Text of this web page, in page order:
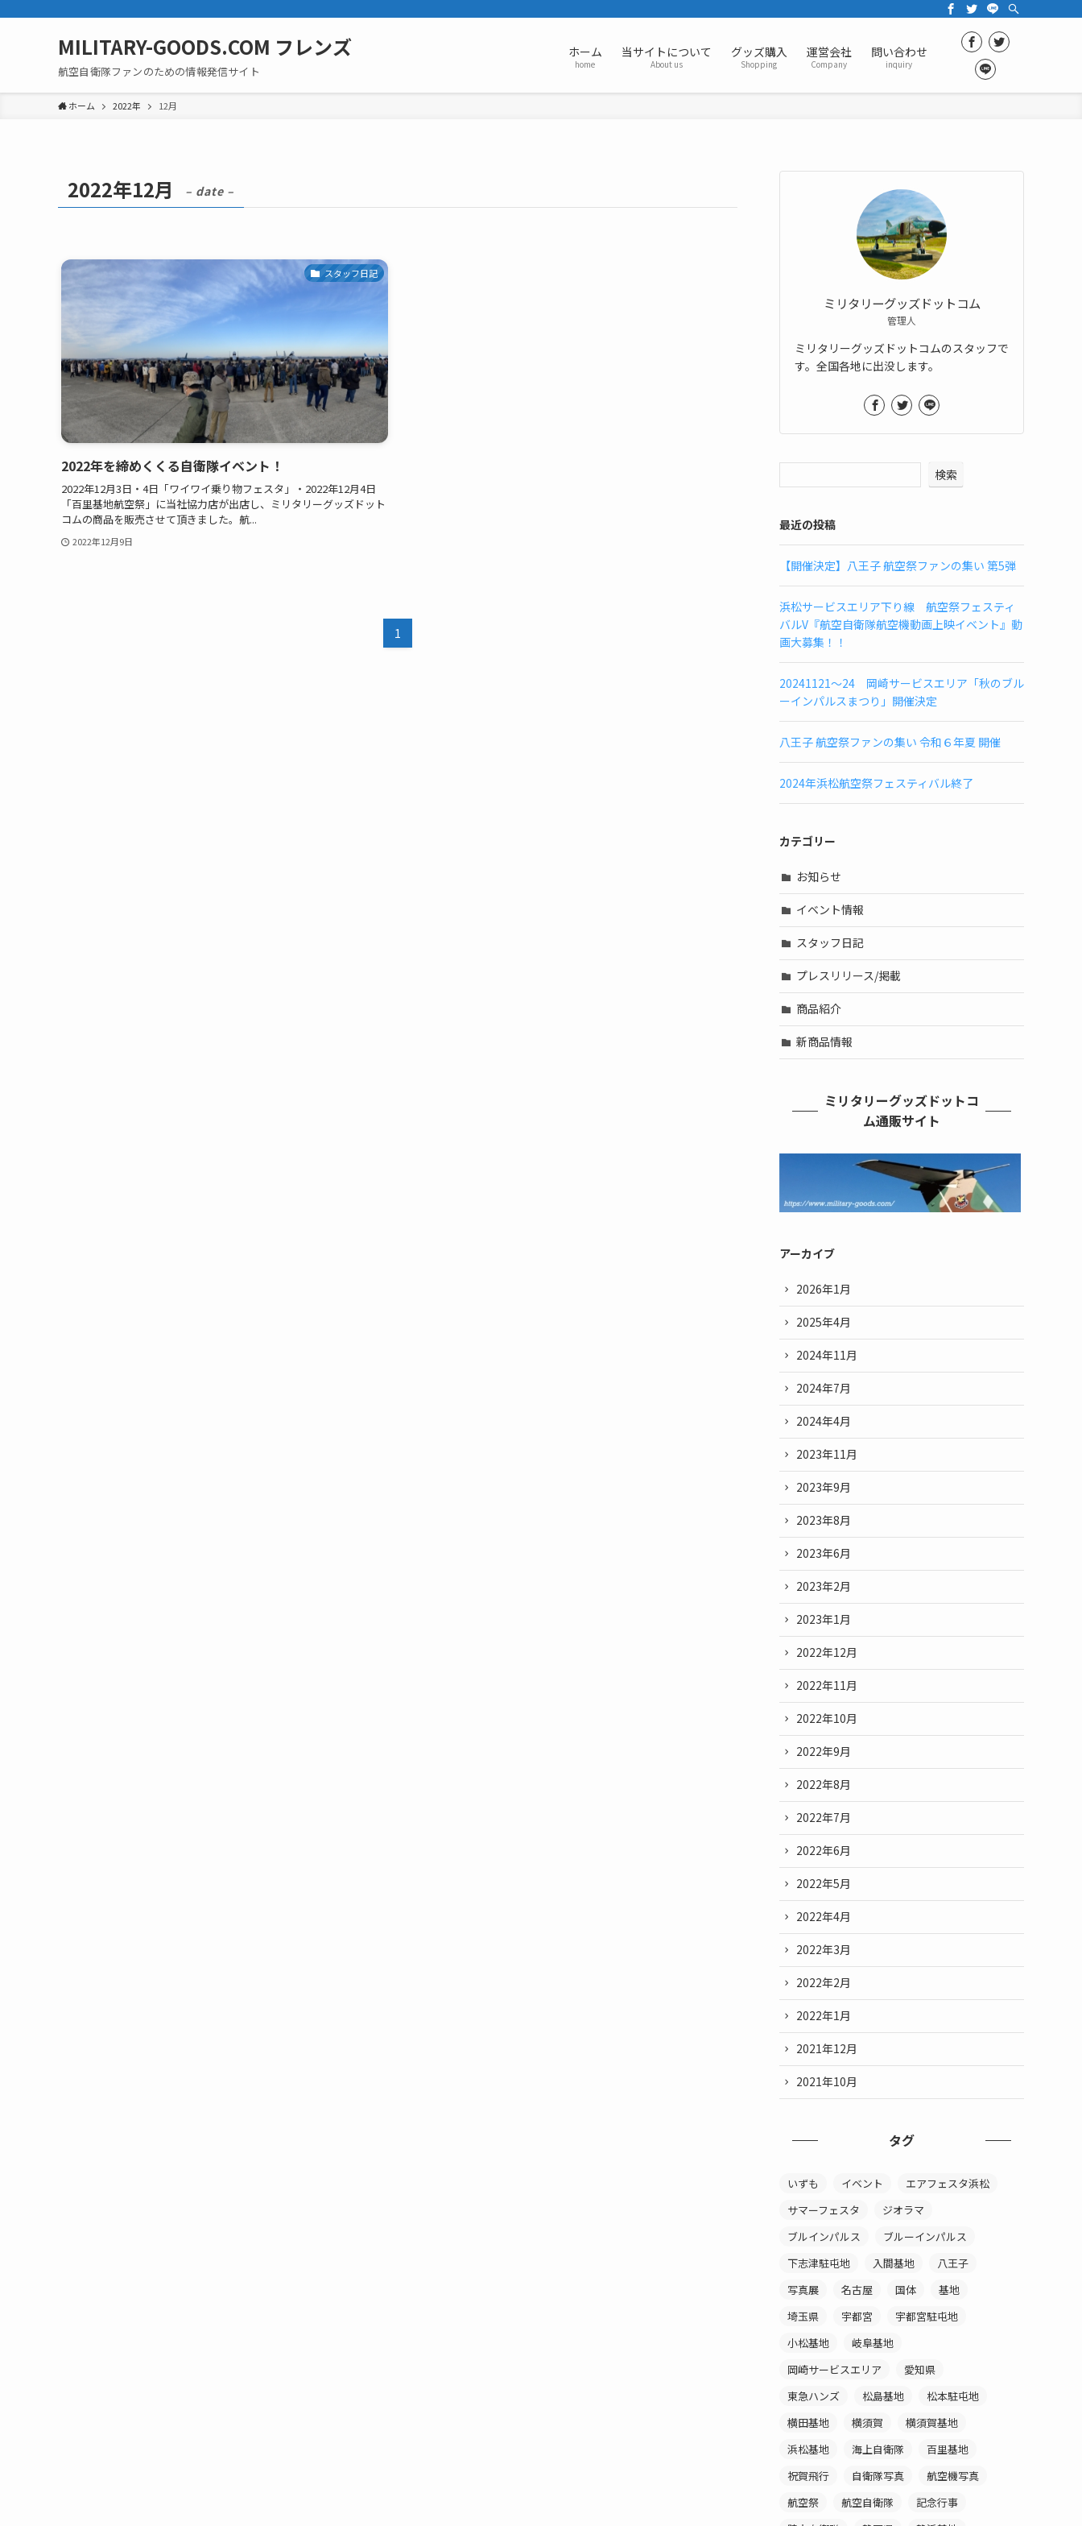
MILITARY-GOODS.COM フレンズ
航空自衛隊ファンのための情報発信サイト
ホーム
home
当サイトについて
About us
グッズ購入
Shopping
運営会社
Company
問い合わせ
inquiry
ホーム 2022年 12月
2022年12月 – date –
スタッフ日記
2022年を締めくくる自衛隊イベント！
2022年12月3日・4日「ワイワイ乗り物フェスタ」・2022年12月4日
「百里基地航空祭」に当社協力店が出店し、ミリタリーグッズドット
コムの商品を販売させて頂きました。航...
2022年12月9日
1
ミリタリーグッズドットコム
管理人
ミリタリーグッズドットコムのスタッフで
す。全国各地に出没します。
検索
最近の投稿
【開催決定】八王子 航空祭ファンの集い 第5弾
浜松サービスエリア下り線 航空祭フェスティ
バルV『航空自衛隊航空機動画上映イベント』動
画大募集！！
20241121～24 岡崎サービスエリア「秋のブル
ーインパルスまつり」開催決定
八王子 航空祭ファンの集い 令和６年夏 開催
2024年浜松航空祭フェスティバル終了
カテゴリー
お知らせ
イベント情報
スタッフ日記
プレスリリース/掲載
商品紹介
新商品情報
ミリタリーグッズドットコ
ム通販サイト
アーカイブ
2026年1月
2025年4月
2024年11月
2024年7月
2024年4月
2023年11月
2023年9月
2023年8月
2023年6月
2023年2月
2023年1月
2022年12月
2022年11月
2022年10月
2022年9月
2022年8月
2022年7月
2022年6月
2022年5月
2022年4月
2022年3月
2022年2月
2022年1月
2021年12月
2021年10月
タグ
いずも イベント
エアフェスタ浜松
サマーフェスタ
ジオラマ
ブルインパルス
ブルーインパルス
下志津駐屯地
入間基地
八王子
写真展
名古屋 国体
基地
埼玉県
宇都宮
宇都宮駐屯地
小松基地
岐阜基地
岡崎サービスエリア
愛知県
東急ハンズ
松島基地
松本駐屯地
横田基地
横須賀
横須賀基地
浜松基地
海上自衛隊
百里基地
祝賀飛行
自衛隊写真
航空機写真
航空祭
航空自衛隊
記念行事